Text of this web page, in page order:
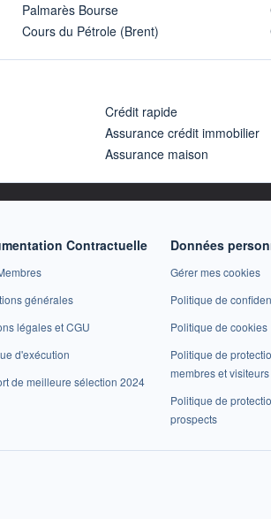
Palmarès Bourse
Cours du Pétrole (Brent)
Crédit rapide
Assurance crédit immobilier
Assurance maison
Contractuelle
générales
légales et CGU
d'exécution
de meilleure sélection 2024
Données
Gérer mes cookies
Politique de
Politique de cookies
Politique de
membres et visiteurs
Politique de
prospects